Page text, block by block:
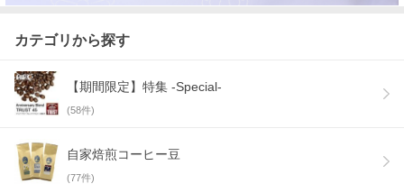
カテゴリから探す
【期間限定】特集 -Special-
(58件)
自家焙煎コーヒー豆
(77件)